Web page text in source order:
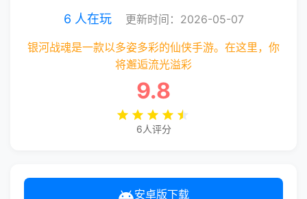
6 人在玩 更新时间：2026-05-07
银河战魂是一款以多姿多彩的仙侠手游。在这里，你
将邂逅流光溢彩
9.8
6人评分
安卓版下载